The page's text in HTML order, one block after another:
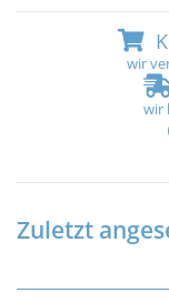
wir
wir
Zuletzt